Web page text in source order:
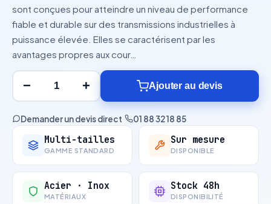
sont conçues pour atteindre un niveau de performance
fiable et durable sur des transmissions industrielles à
puissance élevée. Elles se caractérisent par les
avantages propres aux cour…
− + Ajouter au devis
Demander un devis direct· 01 88 32 18 85
Multi-tailles
GAMME STANDARD
Sur mesure
DISPONIBLE
Acier · Inox
MATÉRIAUX
Stock 48h
DISPONIBILITÉ